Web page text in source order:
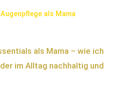
Augenpflege als Mama